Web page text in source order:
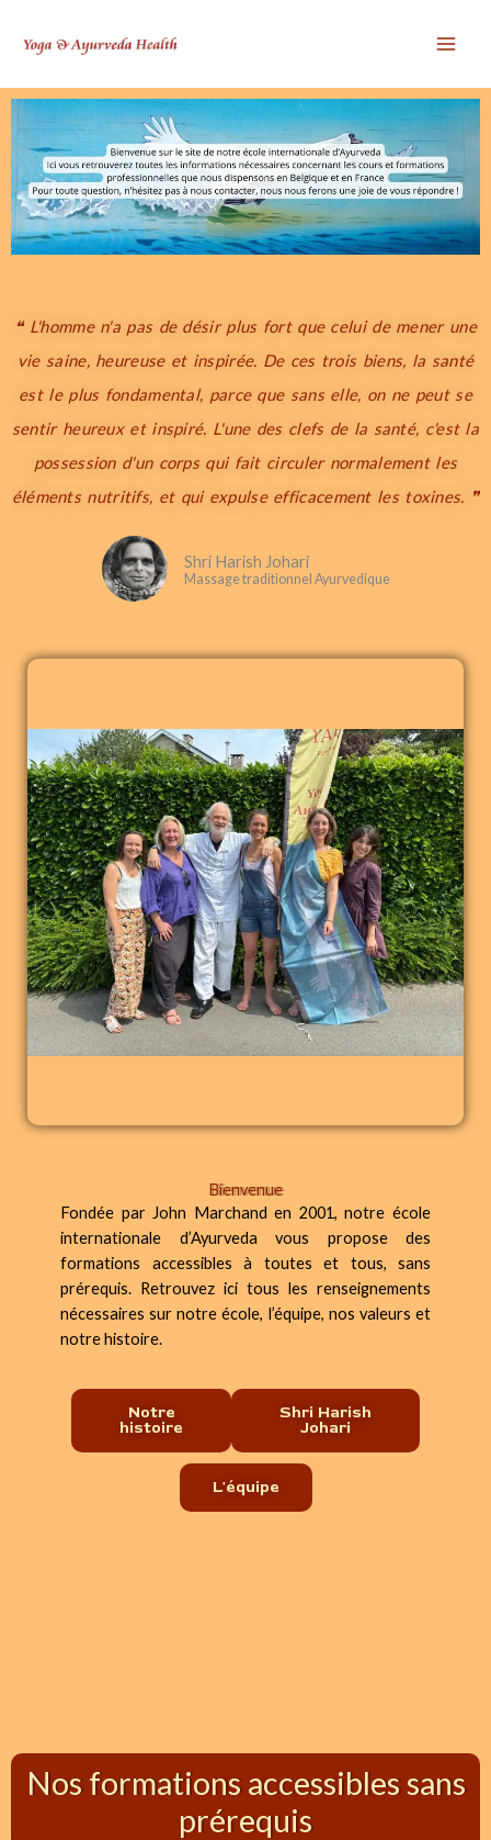
❝ L'homme n'a pas de désir plus fort que celui de mener une
vie saine, heureuse et inspirée. De ces trois biens, la santé
est le plus fondamental, parce que sans elle, on ne peut se
sentir heureux et inspiré. L'une des clefs de la santé, c'est la
possession d'un corps qui fait circuler normalement les
éléments nutritifs, et qui expulse efficacement les toxines. ❞
Shri Harish Johari
Massage traditionnel Ayurvedique
Bienvenue
Fondée par John Marchand en 2001, notre école
internationale d’Ayurveda vous propose des
formations accessibles à toutes et tous, sans
prérequis. Retrouvez ici tous les renseignements
nécessaires sur notre école, l’équipe, nos valeurs et
notre histoire.
Notre
histoire
Shri Harish
Johari
L'équipe
Nos formations accessibles sans
prérequis